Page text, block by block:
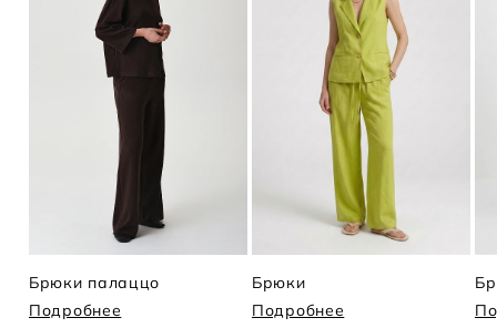
Брюки палаццо
Подробнее
Брюки
Подробнее